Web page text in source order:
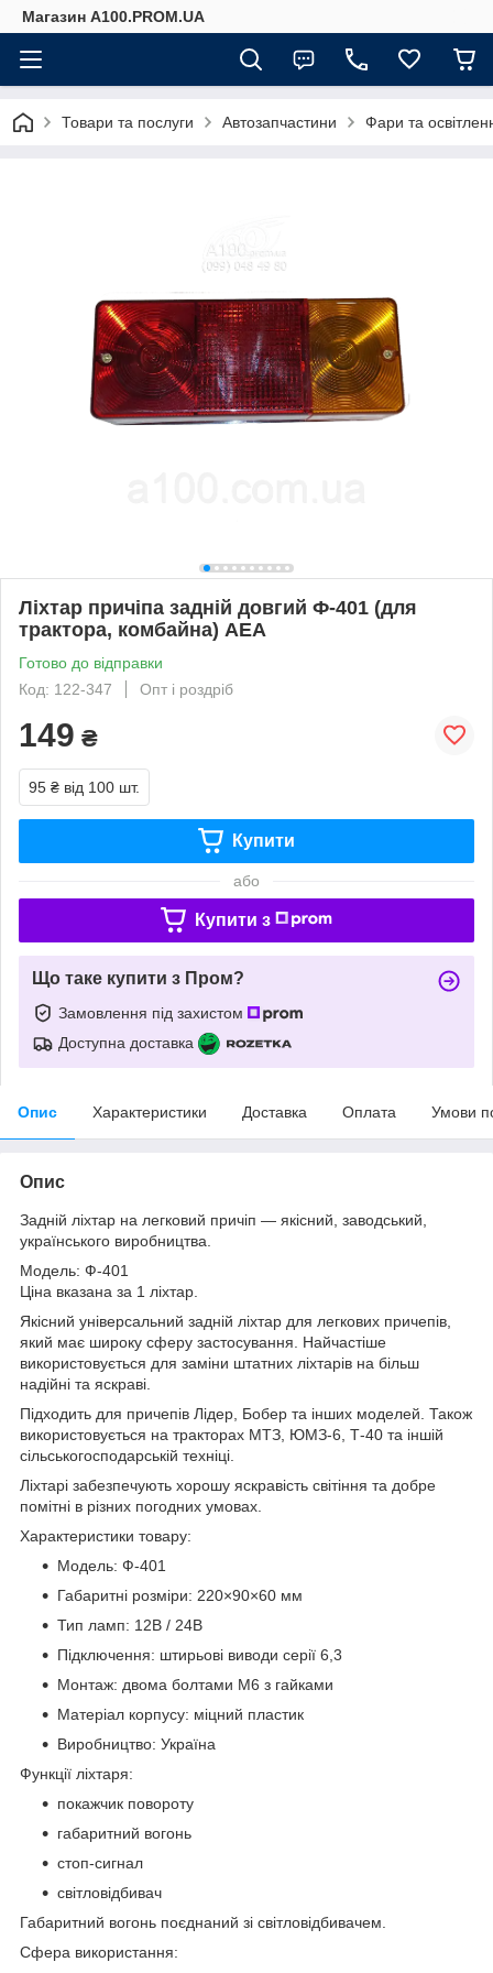
Магазин A100.PROM.UA
Товари та послуги Автозапчастини Фари та
Ліхтар причіпа задній довгий Ф-401 (для
трактора, комбайна) АЕА
Готово до відправки
Код: 122-347
Опт і роздріб
149 ₴
95 ₴ від 100 шт.
Купити
або
Купити з
Що таке купити з Пром?
Замовлення під захистом
Доступна доставка
Опис Характеристики Доставка Оплата Умови
Опис
Задній ліхтар на легковий причіп — якісний, заводський,
українського виробництва.
Модель: Ф-401
Ціна вказана за 1 ліхтар.
Якісний універсальний задній ліхтар для легкових причепів,
який має широку сферу застосування. Найчастіше
використовується для заміни штатних ліхтарів на більш
надійні та яскраві.
Підходить для причепів Лідер, Бобер та інших моделей. Також
використовується на тракторах МТЗ, ЮМЗ-6, Т-40 та іншій
сільськогосподарській техніці.
Ліхтарі забезпечують хорошу яскравість світіння та добре
помітні в різних погодних умовах.
Характеристики товару:
Модель: Ф-401
Габаритні розміри: 220×90×60 мм
Тип ламп: 12В / 24В
Підключення: штирьові виводи серії 6,3
Монтаж: двома болтами М6 з гайками
Матеріал корпусу: міцний пластик
Виробництво: Україна
Функції ліхтаря:
покажчик повороту
габаритний вогонь
стоп-сигнал
світловідбивач
Габаритний вогонь поєднаний зі світловідбивачем.
Сфера використання: